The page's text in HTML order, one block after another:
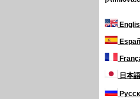
日本語